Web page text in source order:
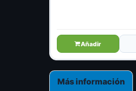
Añadir
Más información